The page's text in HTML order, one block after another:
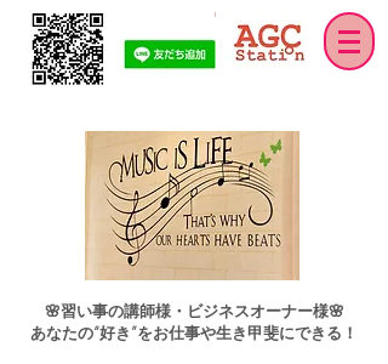
🌸習い事の講師様・ビジネスオーナー様🌸
あなたの“好き”をお仕事や生き甲斐にできる！